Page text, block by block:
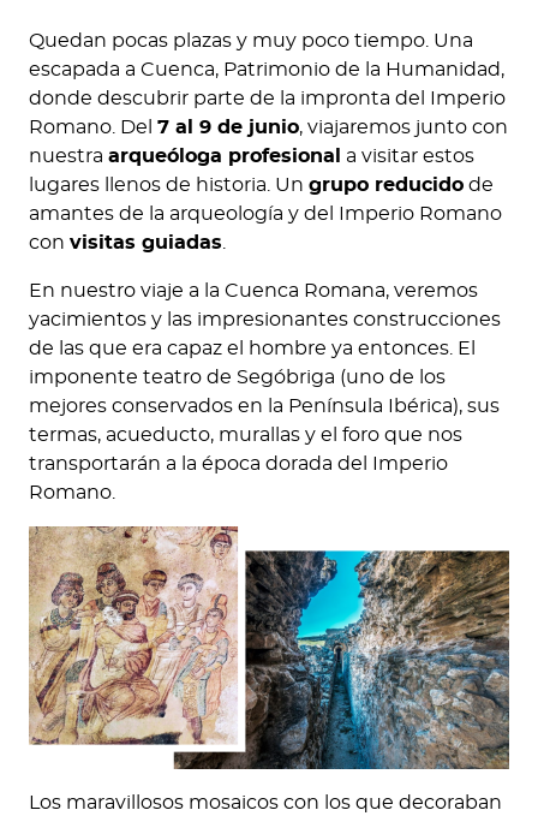
Quedan pocas plazas y muy poco tiempo. Una
escapada a Cuenca, Patrimonio de la Humanidad,
donde descubrir parte de la impronta del Imperio
Romano. Del 7 al 9 de junio, viajaremos junto con
nuestra arqueóloga profesional
a visitar estos
lugares llenos de historia. Un grupo reducido de
amantes de la arqueología y del Imperio Romano
con visitas guiadas.
En nuestro viaje a la Cuenca Romana, veremos
yacimientos y las impresionantes construcciones
de las que era capaz el hombre ya entonces. El
imponente teatro de Segóbriga (uno de los
mejores conservados en la Península Ibérica), sus
termas, acueducto, murallas y el foro que nos
transportarán a la época dorada del Imperio
Romano.
Los maravillosos mosaicos con los que decoraban